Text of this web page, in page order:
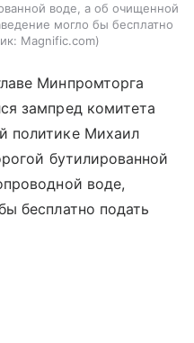
воде, а об очищенной
могло бы бесплатно
Magnific.com
Минпромторга
зампред комитета
политике Михаил
бутилированной
воде,
бесплатно подать